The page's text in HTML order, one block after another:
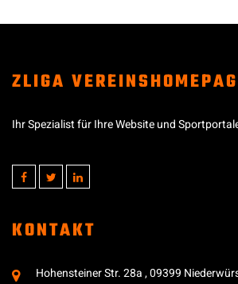
ZLIGA
Ihr Spezialist für Ihre Website und
KONTAKT
Hohensteiner Str. 28a , 09399